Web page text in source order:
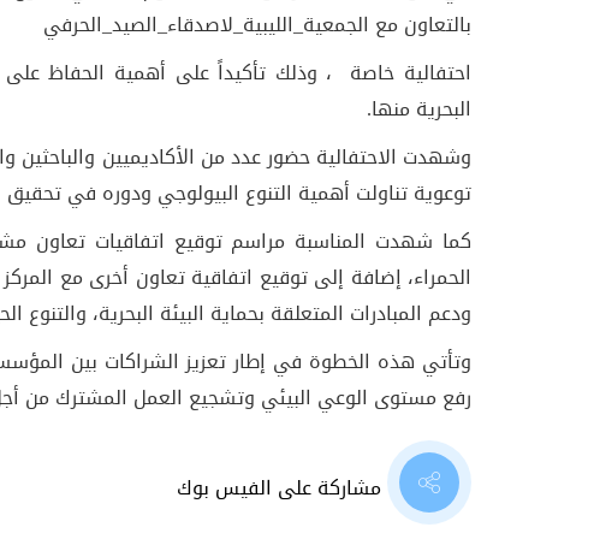
بالتعاون مع الجمعية_الليبية_لاصدقاء_الصيد_الحرفي
احتفالية خاصة ، وذلك تأكيداً على أهمية الحفاظ على
البحرية منها.
وشهدت الاحتفالية حضور عدد من الأكاديميين والباحثين
توعوية تناولت أهمية التنوع البيولوجي ودوره في تحقيق
كما شهدت المناسبة مراسم توقيع اتفاقيات تعاون
الحمراء، إضافة إلى توقيع اتفاقية تعاون أخرى مع
ودعم المبادرات المتعلقة بحماية البيئة البحرية، والتنوع
وتأتي هذه الخطوة في إطار تعزيز الشراكات بين
رفع مستوى الوعي البيئي وتشجيع العمل المشترك من أجل
مشاركة على الفيس بوك